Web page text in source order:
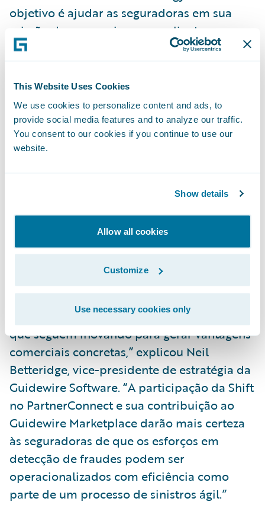
This Website Uses Cookies
We use cookies to personalize content and ads, to
provide social media features and to analyze our traffic.
You consent to our cookies if you continue to use our
website.
Show details
Allow all cookies
Customize
Use necessary cookies only
objetivo é ajudar as seguradoras em sua
missão de proporcionar aos clientes uma
experiência diferenciada. Fazer parte do
compromisso de desenvolver uma extensão
Ready for Guidewireusando o DevConnect
mostra aos nossos clientes em comum que
sabemos como é importante integrar a
detecção de fraudes ao gerenciamento e à
mútuo de seguradoras e clientes. Acredito
do Guidewire PartnerConnect.”
“O universo das insurtechs está em ebulição
e a Guidewire está fazendo investimentos
maciços para ajudar as seguradoras a
incorporarem os avanços das insurtechs,
que seguem inovando para gerar vantagens
comerciais concretas,” explicou Neil
Betteridge, vice-presidente de estratégia da
Guidewire Software. “A participação da Shift
no PartnerConnect e sua contribuição ao
Guidewire Marketplace darão mais certeza
às seguradoras de que os esforços em
detecção de fraudes podem ser
operacionalizados com eficiência como
parte de um processo de sinistros ágil.”